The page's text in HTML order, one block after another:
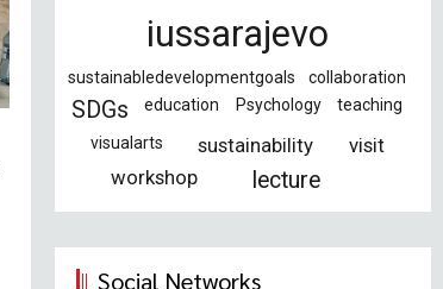
iussarajevo
sustainabledevelopmentgoals collaboration
SDGs education Psychology
teaching
visualarts
sustainability
visit
workshop
lecture
Social Networks